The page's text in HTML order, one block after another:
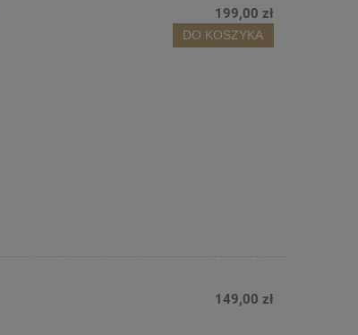
199,00 zł
DO KOSZYKA
149,00 zł